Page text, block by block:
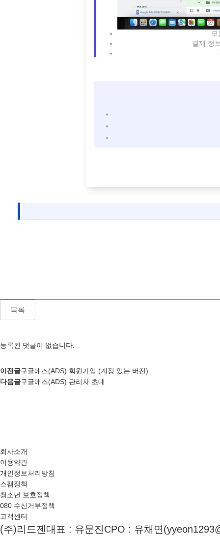
결제 정
목록
등록된 댓글이 없습니다.
이전글구글애즈(ADS) 회원가입 (계정 있는 버전)
다음글구글애즈(ADS) 관리자 초대
회사소개
이용약관
개인정보처리방침
스팸정책
청소년 보호정책
080 수신거부정책
고객센터
(주)리드젠 대표 : 유문진CPO : 유채연